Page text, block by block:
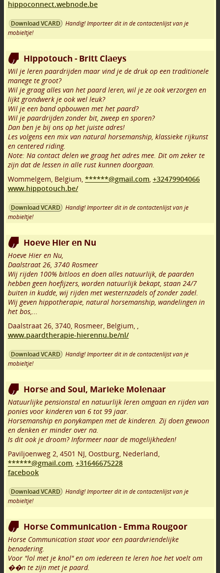
hippoconnect.webnode.be
Download VCARD
Handig! Importeer dit in de contactenlijst van je
mobieltje!
Hippotouch - Britt Claeys
Wil je leren paardrijden maar vind je de druk op een traditionele
manege te groot?
Wil je graag alles van het paard leren, wil je ze ook verzorgen en
lijkt grondwerk je ook wel leuk?
Wil je een band opbouwen met het paard?
Wil je paardrijden zonder bit, zweep en sporen?
Dan ben je bij ons op het juiste adres!
Les volgens een mix van natural horsemanship, klassieke rijkunst
en centered riding.
Note: Na contact delen we graag het adres mee. Dit om zeker te
zijn dat de lessen in alle rust kunnen doorgaan.
Wommelgem, Belgium, ******@gmail.com, +32479904066
www.hippotouch.be/
Download VCARD
Handig! Importeer dit in de contactenlijst van je
mobieltje!
Hoeve Hier en Nu
Hoeve Hier en Nu,
Daalstraat 26, 3740 Rosmeer
Wij rijden 100% bitloos en doen alles natuurlijk, de paarden
hebben geen hoefijzers, worden natuurlijk bekapt, staan 24/7
buiten in kudde, wij rijden met westernzadels of zonder zadel.
Wij geven hippotherapie, natural horsemanship, wandelingen in
het bos,...
Daalstraat 26, 3740, Rosmeer, Belgium, ,
www.paardtherapie-hierennu.be/nl/
Download VCARD
Handig! Importeer dit in de contactenlijst van je
mobieltje!
Horse and Soul, Marieke Molenaar
Natuurlijke pensionstal en natuurlijk leren omgaan en rijden van
ponies voor kinderen van 6 tot 99 jaar.
Horsemanship en ponykampen met de kinderen. Zij doen gewoon
en denken er minder over na.
Is dit ook je droom? Informeer naar de mogelijkheden!
Paviljoenweg 2, 4501 NJ, Oostburg, Nederland,
******@gmail.com, +31646675228
facebook
Download VCARD
Handig! Importeer dit in de contactenlijst van je
mobieltje!
Horse Communication - Emma Rougoor
Horse Communication staat voor een paardvriendelijke
benadering.
Voor "lol met je knol" en om iedereen te leren hoe het voelt om
��n te zijn met je paard.